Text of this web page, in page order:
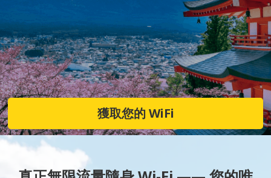
獲取您的 WiFi